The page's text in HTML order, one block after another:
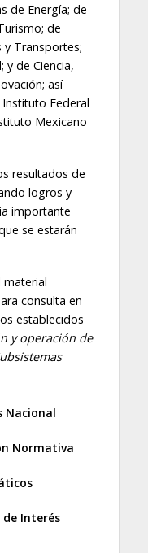
de Energía; de
de
y Transportes;
y de Ciencia,
así
Federal
Mexicano
resultados de
logros y
importante
se estarán
material
consulta en
establecidos
y operación de
Nacional
Normativa
Interés